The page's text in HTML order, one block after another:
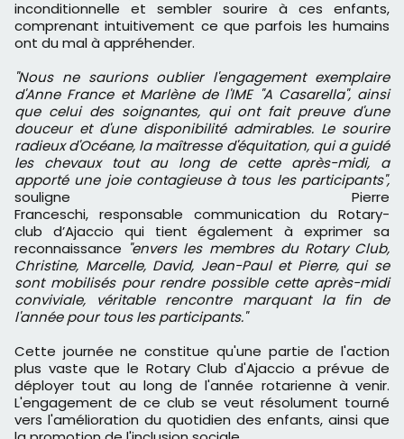
inconditionnelle et sembler sourire à ces enfants,
comprenant intuitivement ce que parfois les humains
ont du mal à appréhender.
"Nous ne saurions oublier l'engagement exemplaire
d'Anne France et Marlène de l'IME "A Casarella", ainsi
que celui des soignantes, qui ont fait preuve d'une
douceur et d'une disponibilité admirables. Le sourire
radieux d'Océane, la maîtresse d'équitation, qui a guidé
les chevaux tout au long de cette après-midi, a
apporté une joie contagieuse à tous les participants",
souligne Pierre
Franceschi, responsable communication du Rotary-
club d’Ajaccio qui tient également à exprimer sa
reconnaissance "envers les membres du Rotary Club,
Christine, Marcelle, David, Jean-Paul et Pierre, qui se
sont mobilisés pour rendre possible cette après-midi
conviviale, véritable rencontre marquant la fin de
l'année pour tous les participants."
Cette journée ne constitue qu'une partie de l'action
plus vaste que le Rotary Club d'Ajaccio a prévue de
déployer tout au long de l'année rotarienne à venir.
L'engagement de ce club se veut résolument tourné
vers l'amélioration du quotidien des enfants, ainsi que